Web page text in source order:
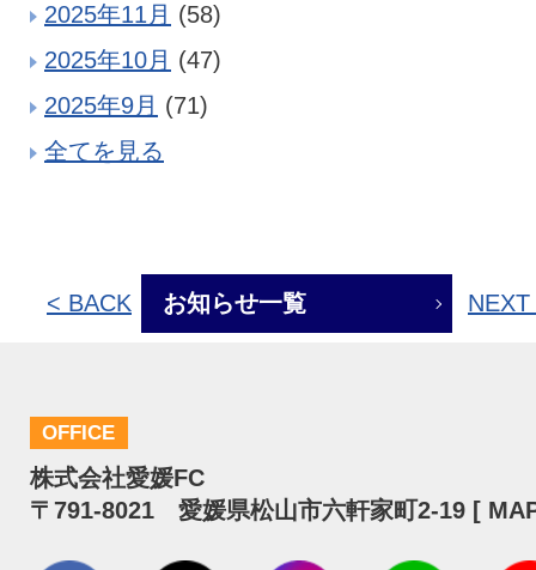
2025年11月 (58)
2025年10月 (47)
2025年9月 (71)
全てを見る
< BACK お知らせ一覧 NEXT
OFFICE
株式会社愛媛FC
〒791-8021 愛媛県松山市六軒家町2-19 [